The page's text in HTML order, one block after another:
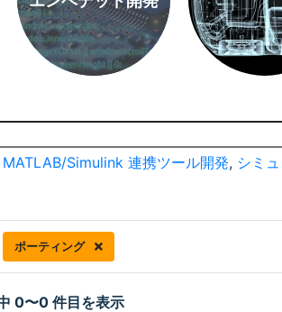
MATLAB/Simulink 連携ツール開発, シミ
ポーティング
0〜0 件目を表示